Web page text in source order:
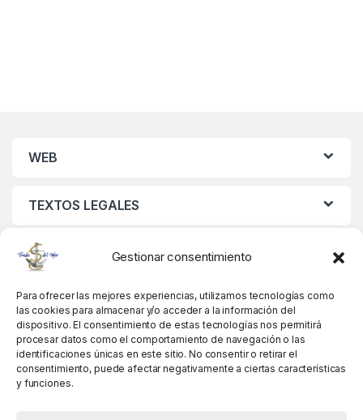
Gestionar consentimiento
Para ofrecer las mejores experiencias, utilizamos tecnologías como
las cookies para almacenar y/o acceder a la información del
dispositivo. El consentimiento de estas tecnologías nos permitirá
procesar datos como el comportamiento de navegación o las
identificaciones únicas en este sitio. No consentir o retirar el
consentimiento, puede afectar negativamente a ciertas características
y funciones.
WEB
TEXTOS LEGALES
MIS DATOS